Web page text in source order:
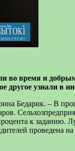
во время и
другое узнали в
Бедарик. – В
к
проведена